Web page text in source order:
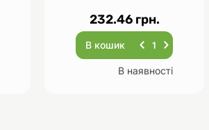
232.46 грн.
В кошик
В наявності